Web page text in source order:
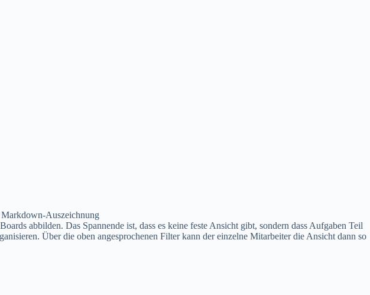
Auszeichnung
abbilden. Das Spannende ist, dass es keine feste Ansicht gibt, sondern dass Aufgaben Teil
Über die oben angesprochenen Filter kann der einzelne Mitarbeiter die Ansicht dann so